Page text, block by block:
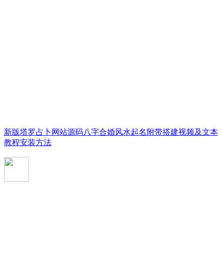
新版塔罗占卜网站源码八字合婚风水起名附带搭建视频及文本
教程安装方法